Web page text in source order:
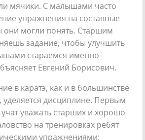
мячики. С малышами часто
упражнения на составные
они могли понять. Старшим
задание, чтобы улучшить
стараемся именно
Евгений Борисович.
в каратэ, как и в большинстве
уделяется дисциплине. Первым
уважать старших и хорошо
на тренировках ребят
упражнениями: